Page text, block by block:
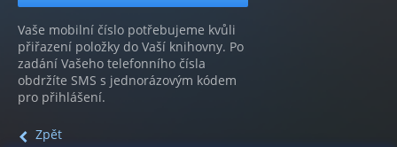
Vaše mobilní číslo potřebujeme kvůli
přiřazení položky do Vaší knihovny. Po
zadání Vašeho telefonního čísla
obdržíte SMS s jednorázovým kódem
pro přihlášení.
Zpět